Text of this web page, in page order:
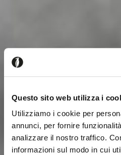
Questo sito web utilizza i
Utilizziamo i cookie per
annunci, per fornire
analizzare il nostro traffico.
informazioni sul modo in cui